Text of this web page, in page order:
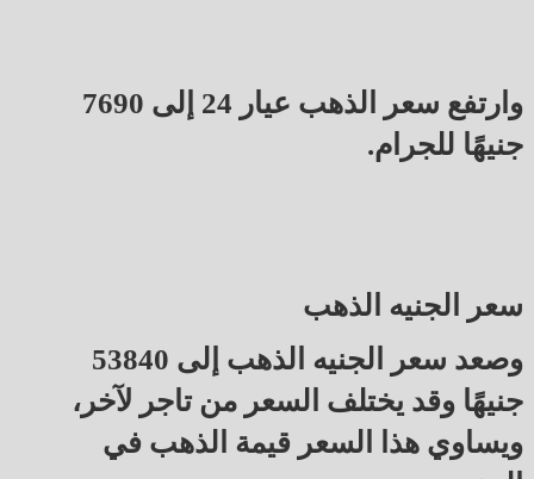
وارتفع سعر الذهب عيار 24 إلى 7690
جنيهًا للجرام.
سعر الجنيه الذهب
وصعد سعر الجنيه الذهب إلى 53840
جنيهًا وقد يختلف السعر من تاجر لآخر،
ويساوي هذا السعر قيمة الذهب في